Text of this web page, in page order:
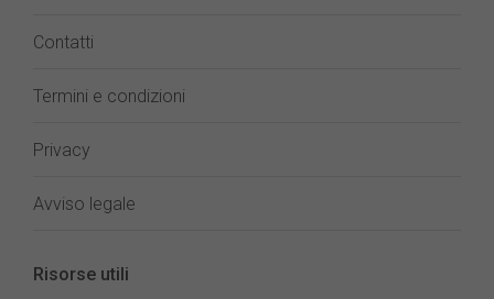
Contatti
Termini e condizioni
Privacy
Avviso legale
Risorse utili